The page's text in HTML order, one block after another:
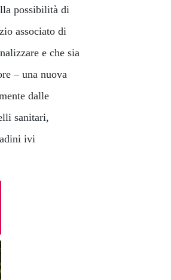
possibilità di
associato di
e che sia
– una nuova
dalle
sanitari,
ivi